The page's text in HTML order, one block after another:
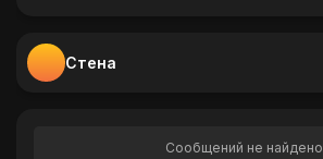
Стена
Сообщений не найдено